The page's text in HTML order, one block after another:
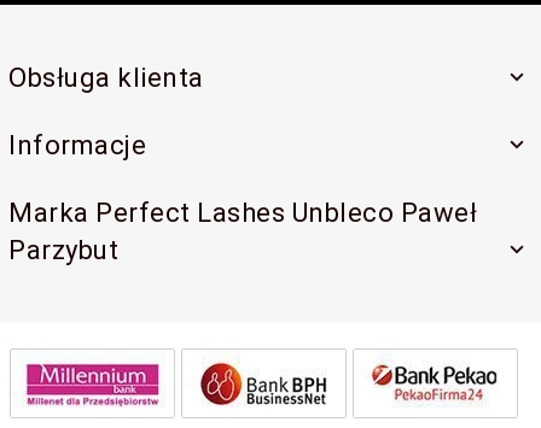
Obsługa klienta
Informacje
Marka Perfect Lashes Unbleco Paweł
Parzybut